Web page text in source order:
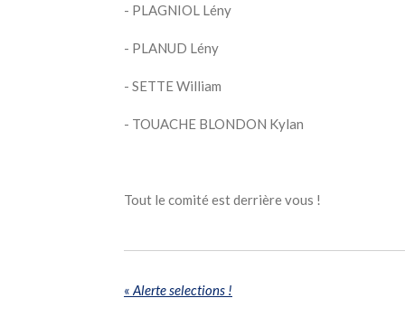
- PLAGNIOL Lény
- PLANUD Lény
- SETTE William
- TOUACHE BLONDON Kylan
Tout le comité est derrière vous !
« Alerte selections !